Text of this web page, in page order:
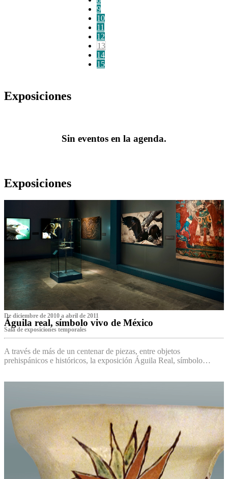
9
10
11
12
13
14
15
Exposiciones
Sin eventos en la agenda.
Exposiciones
De diciembre de 2010 a abril de 2011
Águila real, símbolo vivo de México
Sala de exposiciones temporales
A través de más de un centenar de piezas, entre objetos
prehispánicos e históricos, la exposición Águila Real, símbolo…